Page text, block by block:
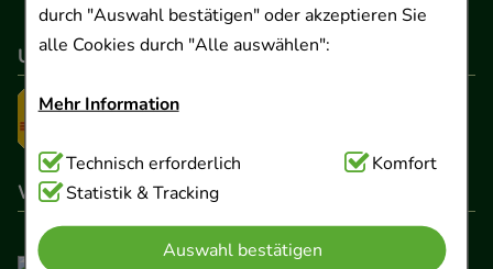
durch "Auswahl bestätigen" oder akzeptieren Sie
alle Cookies durch "Alle auswählen":
Mehr Information
Technisch Notwendig:Hierbei handelt es sich um
Cookies, die für die Grundfunktionen unserer
Website notwendig sind (z.B. Navigation,
Warenkorb, Kundenkonto), weshalb auf diese nicht
Technisch erforderlich
Komfort
Statistik & Tracking
Auswahl bestätigen
Unser Versanddienstleister
Wir sind hier gelistet